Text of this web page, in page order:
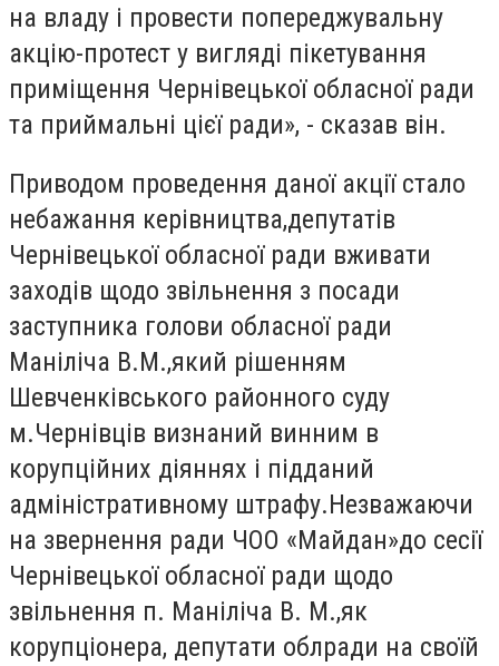
на владу і провести попереджувальну
акцію-протест у вигляді пікетування
приміщення Чернівецької обласної ради
та приймальні цієї ради», - сказав він.
Приводом проведення даної акції стало
небажання керівництва,депутатів
Чернівецької обласної ради вживати
заходів щодо звільнення з посади
заступника голови обласної ради
Маніліча В.М.,який рішенням
Шевченківського районного суду
м.Чернівців визнаний винним в
корупційних діяннях і підданий
адміністративному штрафу.Незважаючи
на звернення ради ЧОО «Майдан»до сесії
Чернівецької обласної ради щодо
звільнення п. Маніліча В. М.,як
корупціонера, депутати облради на своїй